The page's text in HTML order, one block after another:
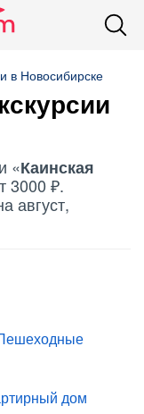
в Новосибирске
«Каинская
3000 ₽.
август,
дом